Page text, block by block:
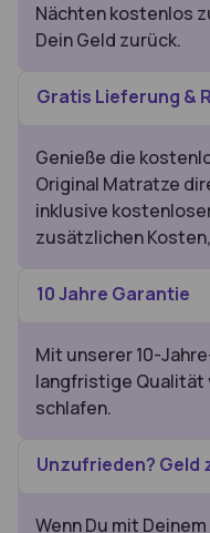
Nächten kostenlos
Dein Geld zurück.
Gratis Lieferung &
Genieße die
Original Matratze
inklusive
zusätzlichen
10 Jahre Garantie
Mit unserer 10-
langfristige Qualität
schlafen.
Unzufrieden? Geld
Wenn Du mit